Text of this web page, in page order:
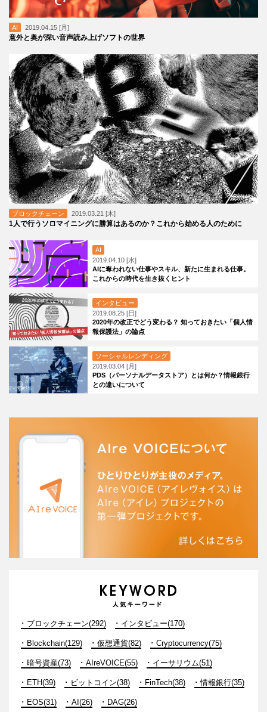
AI 2019.04.15 [月]
意外と奥が深い音声読み上げソフトの世界
ブロックチェーン 2019.03.21 [木]
1人で行うソロマイニングに勝算はあるのか？これから始める人のために
AI
2019.04.10 [水]
AIに奪われない仕事やスキル、新たに生まれる仕事。
これからの時代を生き抜くヒント
インタビュー
2019.08.25 [日]
2020年の改正でどう変わる？ 知っておきたい「個人情
報保護法」の論点
ソーシャルレンディング
2019.03.04 [月]
PDS（パーソナルデータストア）とは何か？情報銀行
との違いについて
ブロックチェーン(292) インタビュー(170)
Blockchain(129) 仮想通貨(82) Cryptocurrency(75)
暗号資産(73) AIreVOICE(55) イーサリウム(51)
ETH(39) ビットコイン(38) FinTech(38) 情報銀行(35)
EOS(31) AI(26) DAG(26)